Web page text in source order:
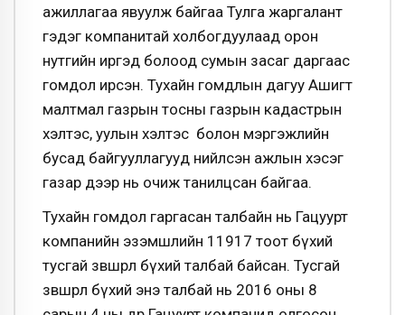
ажиллагаа явуулж байгаа Тулга жаргалант
гэдэг компанитай холбогдуулаад орон
нутгийн иргэд болоод сумын засаг даргаас
гомдол ирсэн. Тухайн гомдлын дагуу Ашигт
малтмал газрын тосны газрын кадастрын
хэлтэс, уулын хэлтэс болон мэргэжлийн
бусад байгууллагууд нийлсэн ажлын хэсэг
газар дээр нь очиж танилцсан байгаа.
Тухайн гомдол гаргасан талбайн нь Гацуурт
компанийн эзэмшлийн 11917 тоот бүхий
тусгай зөвшөөрөл бүхий талбай байсан. Тусгай
зөвшөөрөл бүхий энэ талбай нь 2016 оны 8